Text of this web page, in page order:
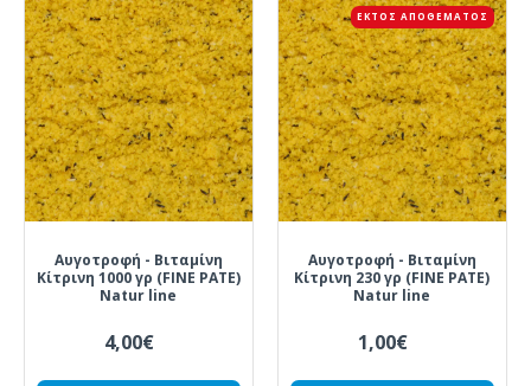
Αυγοτροφή - Βιταμίνη
Κίτρινη 1000 γρ (FINE PATE)
Natur line
4,00€
ΕΚΤΌΣ ΑΠΟΘΈΜΑΤΟΣ
Αυγοτροφή - Βιταμίνη
Κίτρινη 230 γρ (FINE PATE)
Natur line
1,00€